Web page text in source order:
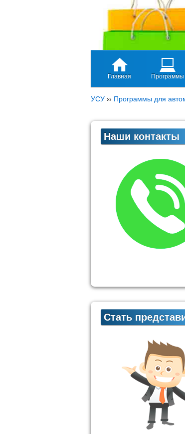
Главная Программы
УСУ ›› Программы для
Наши контакты
Стать